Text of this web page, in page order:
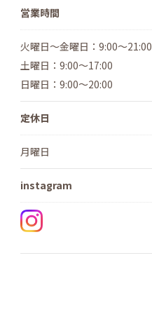
営業時間
火曜日～金曜日：9:00～21:00
土曜日：9:00～17:00
日曜日：9:00～20:00
定休日
月曜日
instagram